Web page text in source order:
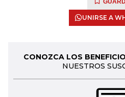
UNIRSE A
CONOZCA LOS
NUESTROS